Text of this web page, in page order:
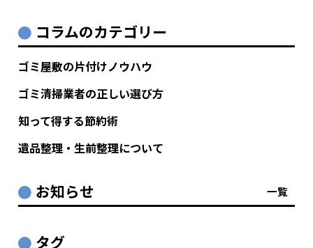
コラムのカテゴリー
ゴミ屋敷の片付けノウハウ
ゴミ清掃業者の正しい選び方
知って得する節約術
遺品整理・生前整理について
お知らせ 一覧
タグ